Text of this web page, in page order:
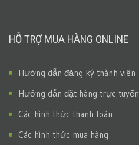
HỖ TRỢ MUA HÀNG ONLINE
Hướng dẫn đăng ký thành viên
Hướng dẫn đặt hàng trực tuyến
Các hình thức thanh toán
Các hình thức mua hàng